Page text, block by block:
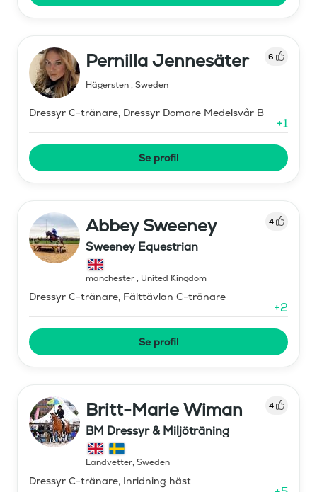
Pernilla Jennesäter 6
Hägersten, Sweden
Dressyr C-tränare, Dressyr Domare Medelsvår B
+1
Se profil
Abbey Sweeney 4
Sweeney Equestrian
manchester, United Kingdom
Dressyr C-tränare, Fälttävlan C-tränare
+2
Se profil
Britt-Marie Wiman 4
BM Dressyr & Miljöträning
Landvetter, Sweden
Dressyr C-tränare, Inridning häst